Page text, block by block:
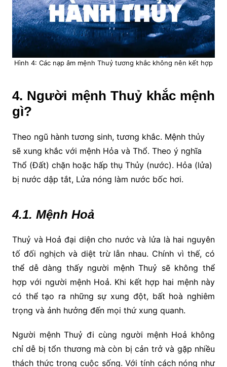
Hình 4: Các nạp âm mệnh Thuỷ tương khắc không nên kết hợp
4. Người mệnh Thuỷ khắc mệnh
gì?
Theo ngũ hành tương sinh, tương khắc. Mệnh thủy
sẽ xung khắc với mệnh Hỏa và Thổ. Theo ý nghĩa
Thổ (Đất) chặn hoặc hấp thụ Thủy (nước). Hỏa (lửa)
bị nước dập tắt, Lửa nóng làm nước bốc hơi.
4.1. Mệnh Hoả
Thuỷ và Hoả đại diện cho nước và lửa là hai nguyên
tố đối nghịch và diệt trừ lẫn nhau. Chính vì thế, có
thể dễ dàng thấy người mệnh Thuỷ sẽ không thể
hợp với người mệnh Hoả. Khi kết hợp hai mệnh này
có thể tạo ra những sự xung đột, bất hoà nghiêm
trọng và ảnh hưởng đến mọi thứ xung quanh.
Người mệnh Thuỷ đi cùng người mệnh Hoả không
chỉ dễ bị tổn thương mà còn bị cản trở và gặp nhiều
thách thức trong cuộc sống. Với tính cách nóng như